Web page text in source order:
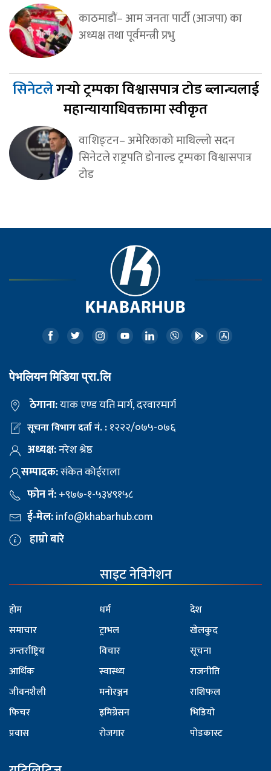
काठमाडौं– आम जनता पार्टी (आजपा) का
अध्यक्ष तथा पूर्वमन्त्री प्रभु
सिनेटलेगर्‍यो ट्रम्पका विश्वासपात्र टोड ब्लान्चलाई
महान्यायाधिवक्तामा स्वीकृत
वाशिङ्टन– अमेरिकाको माथिल्लो सदन
सिनेटले राष्ट्रपति डोनाल्ड ट्रम्पका विश्वासपात्र
टोड
पेभलियन मिडिया प्रा.लि
ठेगाना:याक एण्ड यति मार्ग, दरवारमार्ग
सूचना विभाग दर्ता नं. :१२२२/०७५-०७६
अध्यक्ष:नरेश श्रेष्ठ
सम्पादक:संकेत कोईराला
फोन नं:+९७७-१-५३४९१५८
ई-मेल:info@khabarhub.com
हाम्रो बारे
साइट नेविगेशन
होम
समाचार
अन्तर्राष्ट्रिय
आर्थिक
जीवनशैली
फिचर
प्रवास
धर्म
ट्राभल
विचार
स्वास्थ्य
मनोरञ्जन
इमिग्रेसन
रोजगार
देश
खेलकुद
सूचना
राजनीति
राशिफल
भिडियो
पोडकास्ट